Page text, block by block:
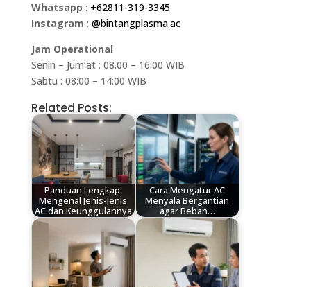
Whatsapp : +62811-319-3345
Instagram : @bintangplasma.ac
Jam Operational
Senin – Jum’at : 08.00 – 16:00 WIB
Sabtu : 08:00 – 14:00 WIB
Related Posts:
Panduan Lengkap:
Mengenal Jenis-Jenis
AC dan Keunggulannya
Cara Mengatur AC
Menyala Bergantian
agar Beban…